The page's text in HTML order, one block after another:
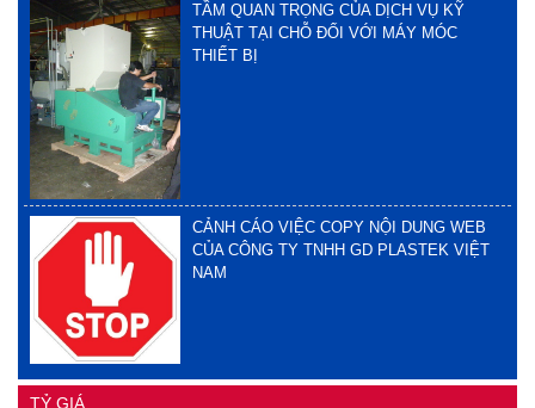
TẦM QUAN TRỌNG CỦA DỊCH VỤ KỸ
THUẬT TẠI CHỖ ĐỐI VỚI MÁY MÓC
THIẾT BỊ
CẢNH CÁO VIỆC COPY NỘI DUNG WEB
CỦA CÔNG TY TNHH GD PLASTEK VIỆT
NAM
TỶ GIÁ